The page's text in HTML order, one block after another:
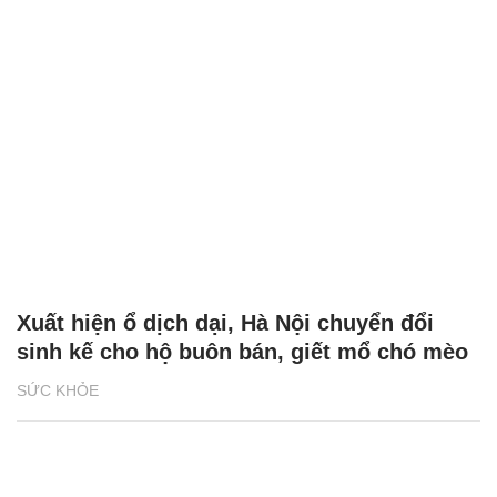
SỨC KHỎE
Xuất hiện ổ dịch dại, Hà Nội chuyển đổi
sinh kế cho hộ buôn bán, giết mổ chó mèo